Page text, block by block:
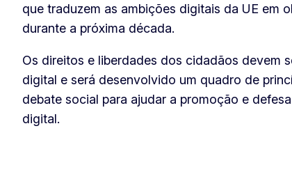
que traduzem as ambições digitais da UE em
durante a próxima década.
Os direitos e liberdades dos cidadãos devem
digital e será desenvolvido um quadro de
debate social para ajudar a promoção e
digital.